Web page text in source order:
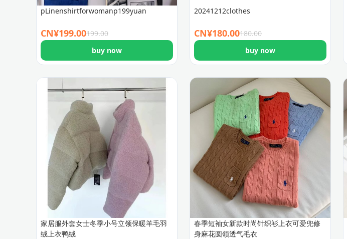
pLinenshirtforwomanp199yuan
CN¥199.00199.00
buy now
20241212clothes
CN¥180.00180.00
buy now
家居服外套女士冬季小号立领保暖羊毛羽
绒上衣鸭绒
春季短袖女新款时尚针织衫上衣可爱兜修
身麻花圆领透气毛衣